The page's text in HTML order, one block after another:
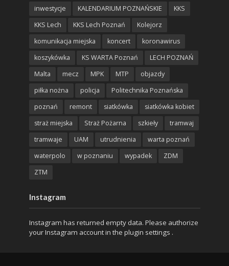
inwestycje
KALENDARIUM POZNAŃSKIE
KKS
KKS Lech
KKS Lech Poznań
Kolejorz
komunikacja miejska
koncert
koronawirus
koszykówka
KS WARTA Poznań
LECH POZNAŃ
Malta
mecz MPK MTP
objazdy
piłka nożna
policja
Politechnika Poznańska
poznań
remont siatkówka
siatkówka kobiet
straż miejska
Straż Pożarna szkieły
tramwaj
tramwaje
UAM utrudnienia
warta poznań
waterpolo
w poznaniu wypadek
ZDM
ZTM
Instagram
Instagram has returned empty data. Please authorize
your Instagram account in the plugin settings .